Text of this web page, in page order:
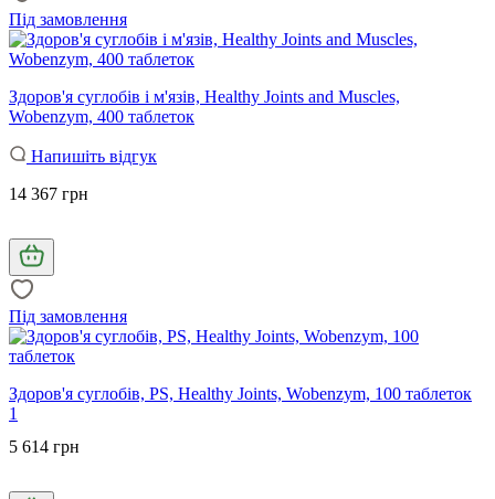
Під замовлення
Здоров'я суглобів і м'язів, Healthy Joints and Muscles,
Wobenzym, 400 таблеток
Напишіть відгук
14 367 грн
Під замовлення
Здоров'я суглобів, PS, Healthy Joints, Wobenzym, 100 таблеток
1
5 614 грн